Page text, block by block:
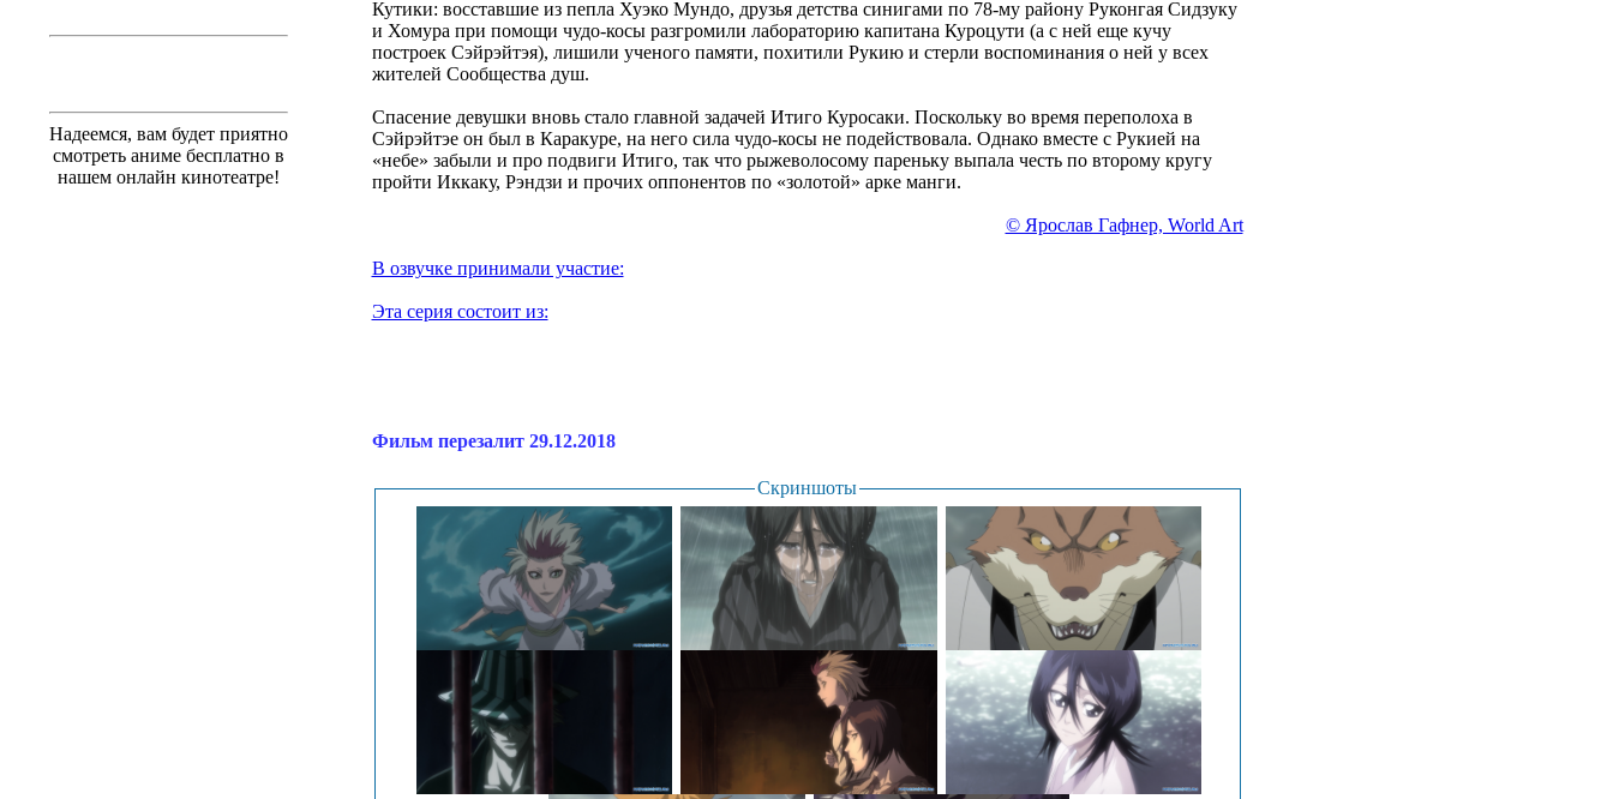
Надеемся, вам будет приятно
смотреть аниме бесплатно в
нашем онлайн кинотеатре!
Кутики: восставшие из пепла Хуэко Мундо, друзья детства синигами по 78-му району Руконгая Сидзуку
и Хомура при помощи чудо-косы разгромили лабораторию капитана Куроцути (а с ней еще кучу
построек Сэйрэйтэя), лишили ученого памяти, похитили Рукию и стерли воспоминания о ней у всех
жителей Сообщества душ.
Спасение девушки вновь стало главной задачей Итиго Куросаки. Поскольку во время переполоха в
Сэйрэйтэе он был в Каракуре, на него сила чудо-косы не подействовала. Однако вместе с Рукией на
«небе» забыли и про подвиги Итиго, так что рыжеволосому пареньку выпала честь по второму кругу
пройти Иккаку, Рэндзи и прочих оппонентов по «золотой» арке манги.
© Ярослав Гафнер, World Art
В озвучке принимали участие:
Эта серия состоит из:
Фильм перезалит 29.12.2018
Скриншоты